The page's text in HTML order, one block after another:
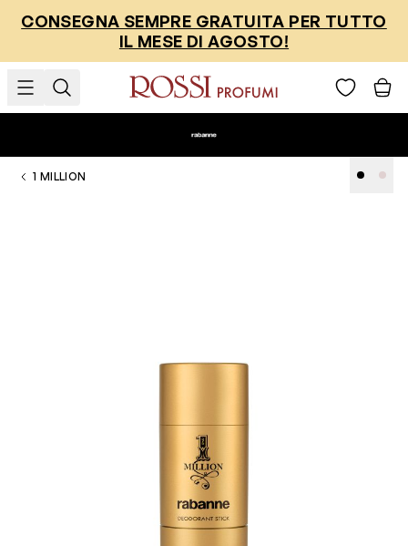
CONSEGNA SEMPRE GRATUITA PER TUTTO
IL MESE DI AGOSTO!
1 MILLION